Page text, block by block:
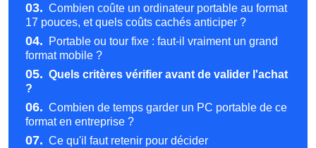
03. Combien coûte un ordinateur portable au format
17 pouces, et quels coûts cachés anticiper ?
04.
Portable ou tour fixe : faut-il vraiment un grand
format mobile ?
05. Quels critères vérifier avant de valider l'achat
?
06. Combien de temps garder un PC portable de ce
format en entreprise ?
07. Ce qu'il faut retenir pour décider